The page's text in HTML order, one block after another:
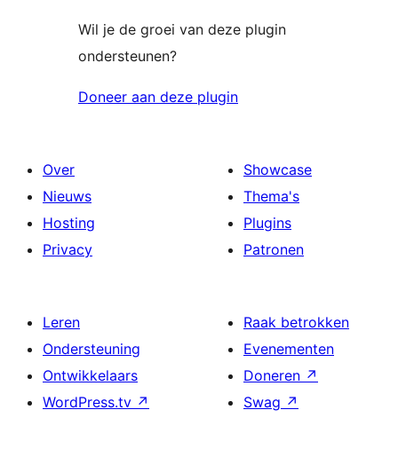
Wil je de groei van deze plugin
ondersteunen?
Doneer aan deze plugin
Over
Nieuws
Hosting
Privacy
Showcase
Thema's
Plugins
Patronen
Leren
Ondersteuning
Ontwikkelaars
WordPress.tv ↗
Raak betrokken
Evenementen
Doneren ↗
Swag ↗